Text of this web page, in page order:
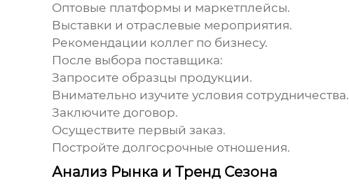
Оптовые платформы и маркетплейсы.
Выставки и отраслевые мероприятия.
Рекомендации коллег по бизнесу.
После выбора поставщика:
Запросите образцы продукции.
Внимательно изучите условия сотрудничества.
Заключите договор.
Осуществите первый заказ.
Постройте долгосрочные отношения.
Анализ Рынка и Тренд Сезона